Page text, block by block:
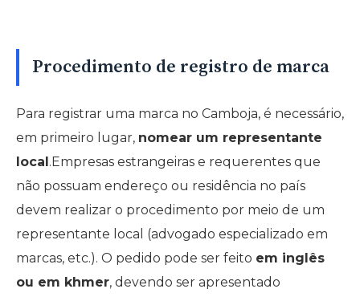
Procedimento de registro de marca
Para registrar uma marca no Camboja, é necessário,
em primeiro lugar, nomear um representante
local.Empresas estrangeiras e requerentes que
não possuam endereço ou residência no país
devem realizar o procedimento por meio de um
representante local (advogado especializado em
marcas, etc.). O pedido pode ser feito em inglês
ou em khmer, devendo ser apresentado